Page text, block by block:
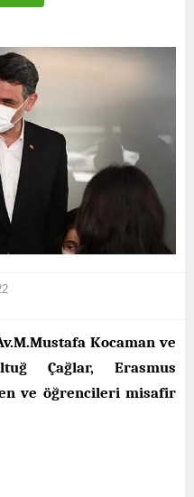
Kocaman ve
Çağlar, Erasmus
ve öğrencileri misafir